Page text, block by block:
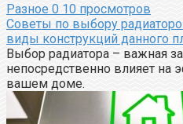
Разное 0 10 просмотров
Советы по выбору
виды конструкций данного
Выбор радиатора – важная
непосредственно влияет на
вашем доме.